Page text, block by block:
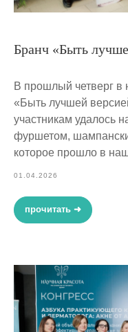
Бранч «Быть
В прошлый четверг в
«Быть лучшей
участникам удалось
фуршетом,
которое прошло в
01.04.2026
прочитать ➜